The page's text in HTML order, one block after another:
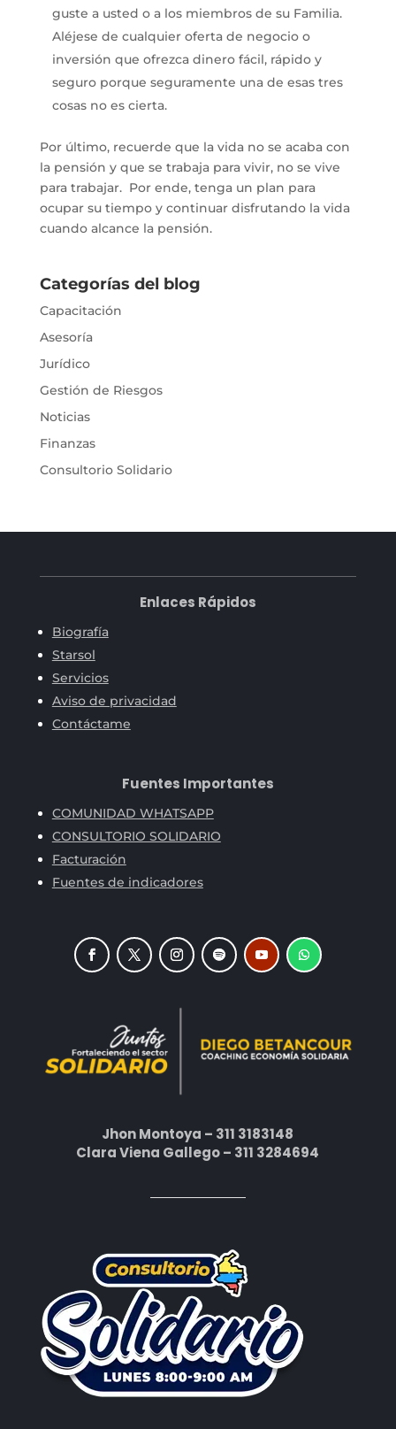
guste a usted o a los miembros de su Familia.
Aléjese de cualquier oferta de negocio o
inversión que ofrezca dinero fácil, rápido y
seguro porque seguramente una de esas tres
cosas no es cierta.
Por último, recuerde que la vida no se acaba con
la pensión y que se trabaja para vivir, no se vive
para trabajar. Por ende, tenga un plan para
ocupar su tiempo y continuar disfrutando la vida
cuando alcance la pensión.
Categorías del blog
Capacitación
Asesoría
Jurídico
Gestión de Riesgos
Noticias
Finanzas
Consultorio Solidario
Enlaces Rápidos
Biografía
Starsol
Servicios
Aviso de privacidad
Contáctame
Fuentes Importantes
COMUNIDAD WHATSAPP
CONSULTORIO SOLIDARIO
Facturación
Fuentes de indicadores
Jhon Montoya – 311 3183148
Clara Viena Gallego – 311 3284694